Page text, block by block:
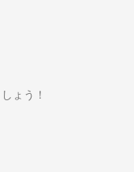
ょう！